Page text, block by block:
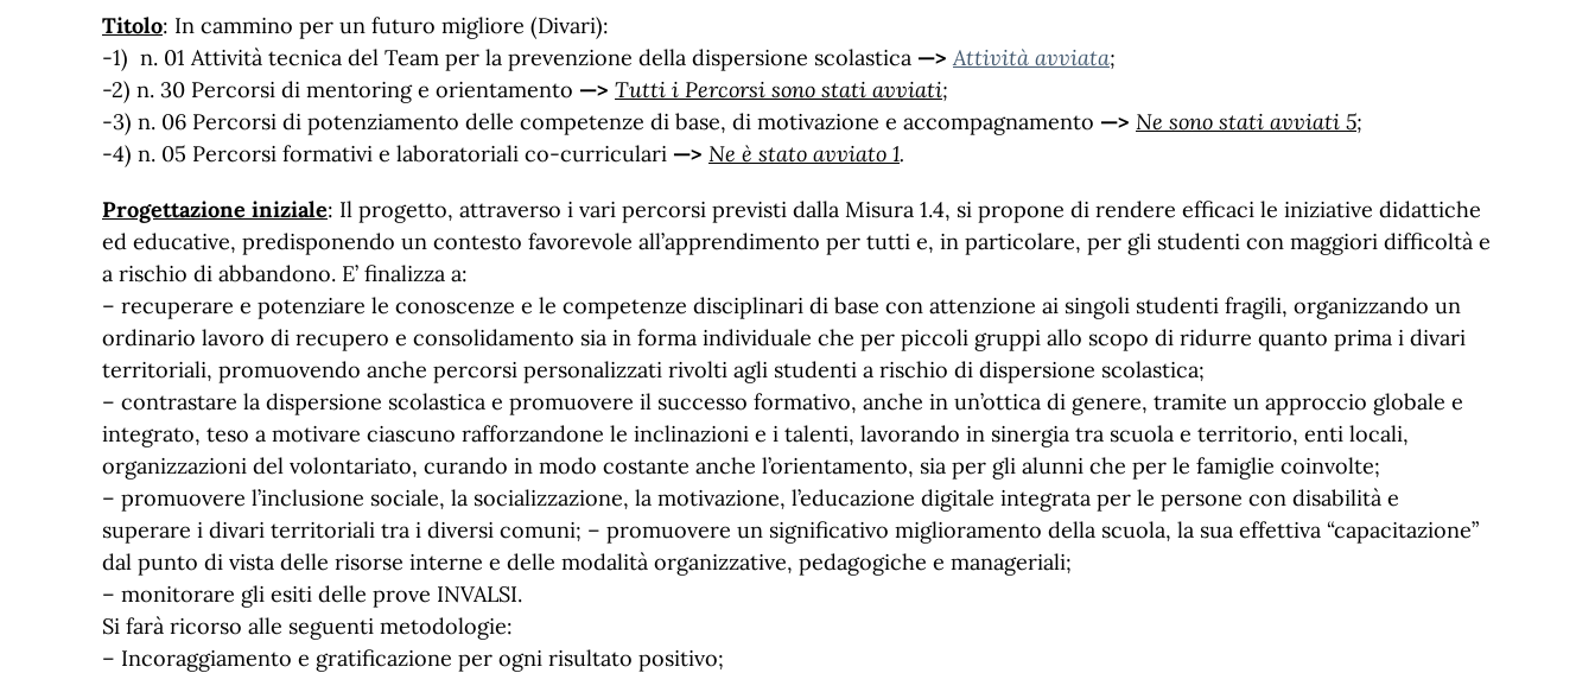
Titolo: In cammino per un futuro migliore (Divari):
-1) n. 01 Attività tecnica del Team per la prevenzione della dispersione scolastica —>Attività avviata;
-2) n. 30 Percorsi di mentoring e orientamento —> Tutti i Percorsi sono stati avviati;
-3) n. 06 Percorsi di potenziamento delle competenze di base, di motivazione e accompagnamento —> Ne sono stati avviati 5;
-4) n. 05 Percorsi formativi e laboratoriali co-curriculari —> Ne è stato avviato 1.
Progettazione iniziale: Il progetto, attraverso i vari percorsi previsti dalla Misura 1.4, si propone di rendere efficaci le iniziative didattiche
ed educative, predisponendo un contesto favorevole all’apprendimento per tutti e, in particolare, per gli studenti con maggiori difficoltà e
a rischio di abbandono. E’ finalizza a:
– recuperare e potenziare le conoscenze e le competenze disciplinari di base con attenzione ai singoli studenti fragili, organizzando un
ordinario lavoro di recupero e consolidamento sia in forma individuale che per piccoli gruppi allo scopo di ridurre quanto prima i divari
territoriali, promuovendo anche percorsi personalizzati rivolti agli studenti a rischio di dispersione scolastica;
– contrastare la dispersione scolastica e promuovere il successo formativo, anche in un’ottica di genere, tramite un approccio globale e
integrato, teso a motivare ciascuno rafforzandone le inclinazioni e i talenti, lavorando in sinergia tra scuola e territorio, enti locali,
organizzazioni del volontariato, curando in modo costante anche l’orientamento, sia per gli alunni che per le famiglie coinvolte;
– promuovere l’inclusione sociale, la socializzazione, la motivazione, l’educazione digitale integrata per le persone con disabilità e
superare i divari territoriali tra i diversi comuni; – promuovere un significativo miglioramento della scuola, la sua effettiva “capacitazione”
dal punto di vista delle risorse interne e delle modalità organizzative, pedagogiche e manageriali;
– monitorare gli esiti delle prove INVALSI.
Si farà ricorso alle seguenti metodologie:
– Incoraggiamento e gratificazione per ogni risultato positivo;